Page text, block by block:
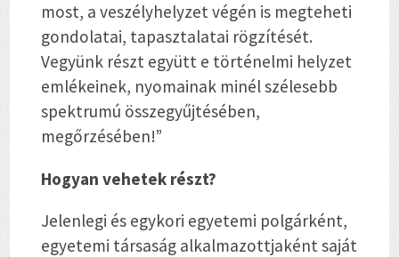
most, a veszélyhelyzet végén is megteheti
gondolatai, tapasztalatai rögzítését.
Vegyünk részt együtt e történelmi helyzet
emlékeinek, nyomainak minél szélesebb
spektrumú összegyűjtésében,
megőrzésében!”
Hogyan vehetek részt?
Jelenlegi és egykori egyetemi polgárként,
egyetemi társaság alkalmazottjaként saját